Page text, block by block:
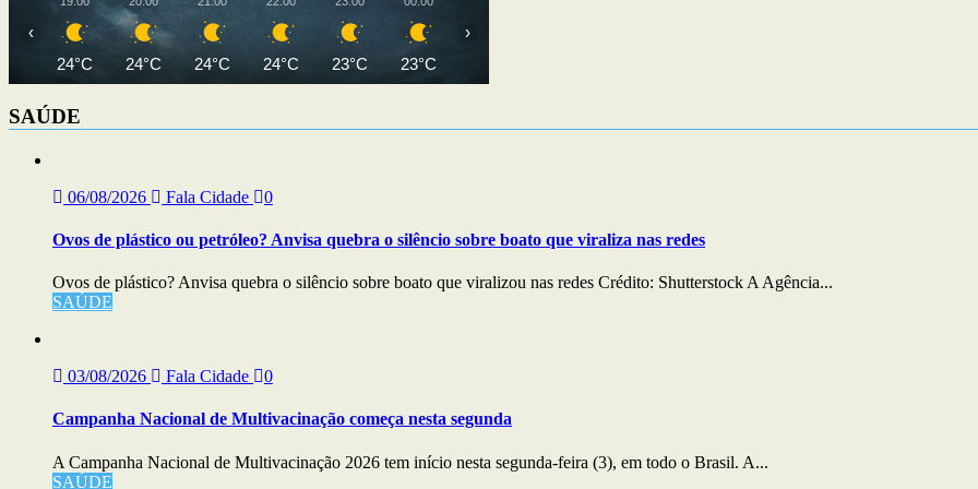
24°C 24°C 24°C 24°C 23°C 23°C
‹ ›
SAÚDE
06/08/2026 Fala Cidade 0
Ovos de plástico ou petróleo? Anvisa quebra o silêncio sobre boato que viraliza nas redes
Ovos de plástico? Anvisa quebra o silêncio sobre boato que viralizou nas redes Crédito: Shutterstock A Agência...
SAÚDE
03/08/2026 Fala Cidade 0
Campanha Nacional de Multivacinação começa nesta segunda
A Campanha Nacional de Multivacinação 2026 tem início nesta segunda-feira (3), em todo o Brasil. A...
SAÚDE